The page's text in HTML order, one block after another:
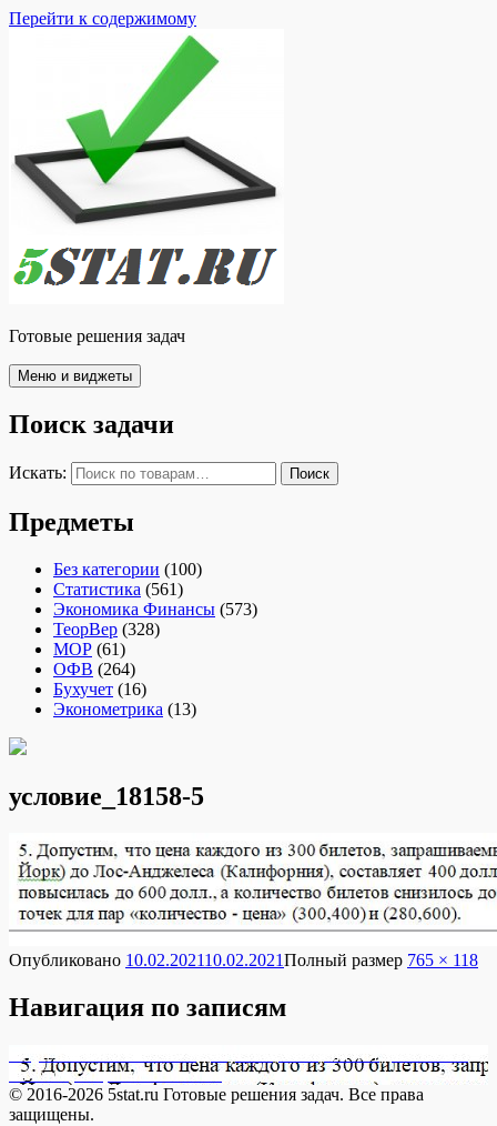
Перейти к содержимому
Готовые решения задач
Меню и виджеты
Поиск задачи
Искать: Поиск
Предметы
Без категории (100)
Статистика (561)
Экономика Финансы (573)
ТеорВер (328)
МОР (61)
ОФВ (264)
Бухучет (16)
Эконометрика (13)
условие_18158-5
Опубликовано 10.02.202110.02.2021Полный размер 765 × 118
Навигация по записям
Опубликовано в
18158-5 Допустим, что цена каждого из 300
билетов, запрашиваемых на
© 2016-2026 5stat.ru Готовые решения задач. Все права
защищены.